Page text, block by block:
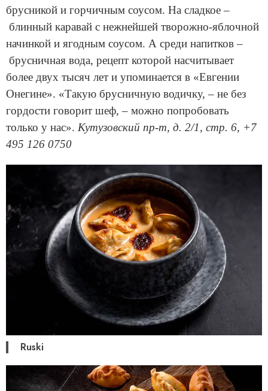
брусникой и горчичным соусом. На сладкое –
блинный каравай с нежнейшей творожно-яблочной
начинкой и ягодным соусом. А среди напитков –
брусничная вода, рецепт которой насчитывает
более двух тысяч лет и упоминается в «Евгении
Онегине». «Такую брусничную водичку, – не без
гордости говорит шеф, – можно попробовать
только у нас». Кутузовский пр-т, д. 2/1, стр. 6, +7
495 126 0750
Ruski